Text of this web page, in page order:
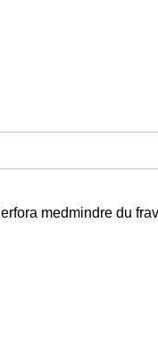
medmindre du